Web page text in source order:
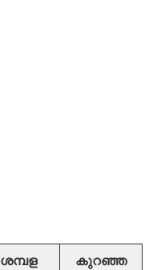
ശമ്പള
കുറഞ്ഞ